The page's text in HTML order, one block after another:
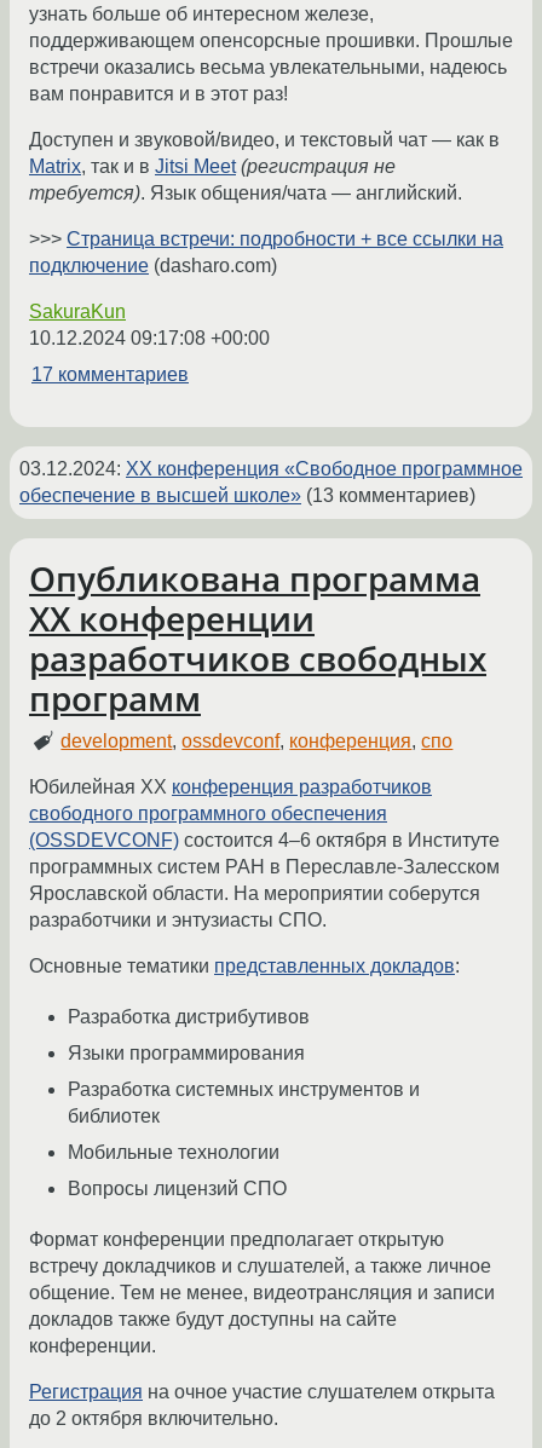
узнать больше об интересном железе,
поддерживающем опенсорсные прошивки. Прошлые
встречи оказались весьма увлекательными, надеюсь
вам понравится и в этот раз!
Доступен и звуковой/видео, и текстовый чат — как в
Matrix, так и в Jitsi Meet (регистрация не
требуется). Язык общения/чата — английский.
>>> Страница встречи: подробности + все ссылки на
подключение (dasharo.com)
SakuraKun
10.12.2024 09:17:08 +00:00
17 комментариев
03.12.2024: XX конференция «Свободное программное
обеспечение в высшей школе» (13 комментариев)
Опубликована программа
XX конференции
разработчиков свободных
программ
development,ossdevconf, конференция,спо
Юбилейная XX конференция разработчиков
свободного программного обеспечения
(OSSDEVCONF) состоится 4–6 октября в Институте
программных систем РАН в Переславле-Залесском
Ярославской области. На мероприятии соберутся
разработчики и энтузиасты СПО.
Основные тематики представленных докладов:
Разработка дистрибутивов
Языки программирования
Разработка системных инструментов и
библиотек
Мобильные технологии
Вопросы лицензий СПО
Формат конференции предполагает открытую
встречу докладчиков и слушателей, а также личное
общение. Тем не менее, видеотрансляция и записи
докладов также будут доступны на сайте
конференции.
Регистрация на очное участие слушателем открыта
до 2 октября включительно.